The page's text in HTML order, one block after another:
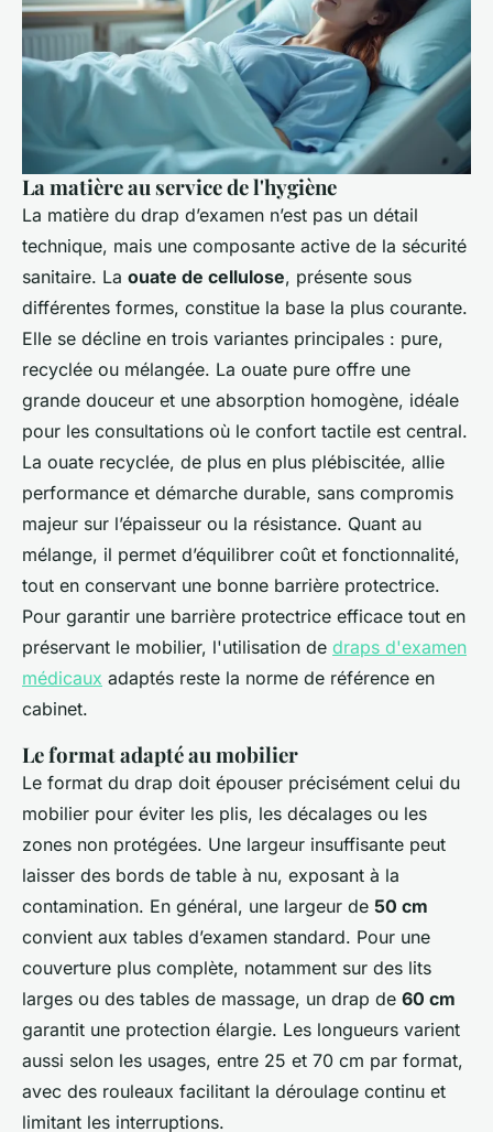
La matière au service de l'hygiène
La matière du drap d’examen n’est pas un détail
technique, mais une composante active de la sécurité
sanitaire. La ouate de cellulose, présente sous
différentes formes, constitue la base la plus courante.
Elle se décline en trois variantes principales : pure,
recyclée ou mélangée. La ouate pure offre une
grande douceur et une absorption homogène, idéale
pour les consultations où le confort tactile est central.
La ouate recyclée, de plus en plus plébiscitée, allie
performance et démarche durable, sans compromis
majeur sur l’épaisseur ou la résistance. Quant au
mélange, il permet d’équilibrer coût et fonctionnalité,
tout en conservant une bonne barrière protectrice.
Pour garantir une barrière protectrice efficace tout en
préservant le mobilier, l'utilisation de draps d'examen
médicaux adaptés reste la norme de référence en
cabinet.
Le format adapté au mobilier
Le format du drap doit épouser précisément celui du
mobilier pour éviter les plis, les décalages ou les
zones non protégées. Une largeur insuffisante peut
laisser des bords de table à nu, exposant à la
contamination. En général, une largeur de 50 cm
convient aux tables d’examen standard. Pour une
couverture plus complète, notamment sur des lits
larges ou des tables de massage, un drap de 60 cm
garantit une protection élargie. Les longueurs varient
aussi selon les usages, entre 25 et 70 cm par format,
avec des rouleaux facilitant la déroulage continu et
limitant les interruptions.